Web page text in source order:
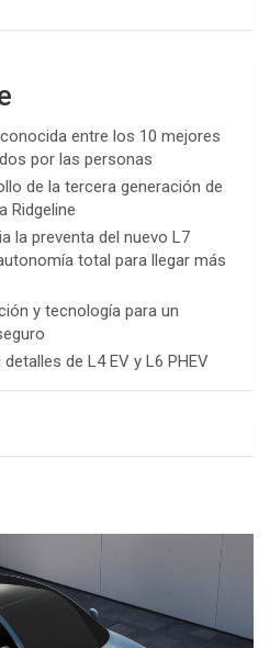
entre los 10 mejores
por las personas
de la tercera generación de
Ridgeline
la preventa del nuevo L7
total para llegar más
y tecnología para un
de L4 EV y L6 PHEV